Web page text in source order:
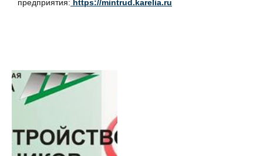
предприятия: https://mintrud.karelia.ru